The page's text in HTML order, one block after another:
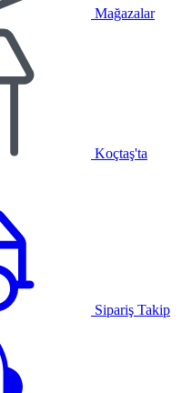
Mağazalar
Koçtaş'ta
Sipariş Takip